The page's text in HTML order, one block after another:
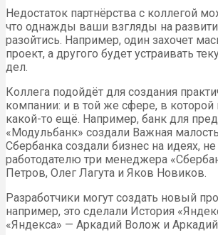
Недостаток партнёрства с коллегой
что однажды ваши взгляды на
разойтись. Например, один захочет
проект, а другого будет устраивать
дел.
Коллега подойдёт для создания
компании: и в той же сфере, в которой
какой-то ещё. Например, банк для
«Модульбанк» создали Важная
Сбербанка создали бизнес на идеях,
работодателю три менеджера
Петров, Олег Лагута и Яков Новиков.
Разработчики могут создать новый
например, это сделали История
«Яндекса» — Аркадий Волож и